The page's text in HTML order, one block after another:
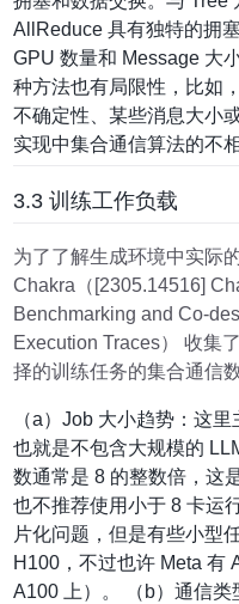
AllReduce 具有独特的拥
GPU 数量和 Message 大
种方法也有局限性，比如
不确定性、某些消息大小
实现中集合通信算法的不
3.3 训练工作负载
为了了解生成环境中实际
Chakra（[2305.14516]
Benchmarking and Co-
Execution Traces） 收集
择的训练任务的集合通信
（a）Job 大小趋势：这
也就是不包含大规模的
数通常是 8 的整数倍，这
也不推荐使用小于 8 卡运
片化问题，但是有些小型
H100，不过也许 Meta 有
A100 上）。 （b）通信类